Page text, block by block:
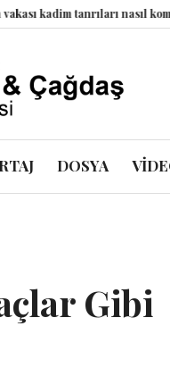
nasıl komplo
DOSYA
Gibi